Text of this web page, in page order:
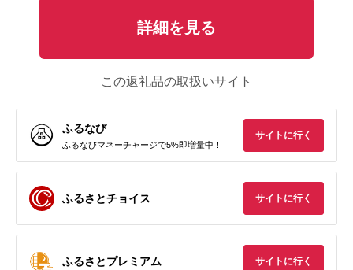
詳細を見る
この返礼品の取扱いサイト
ふるなび
ふるなびマネーチャージで5%即増量中！
サイトに行く
ふるさとチョイス サイトに行く
ふるさとプレミアム サイトに行く